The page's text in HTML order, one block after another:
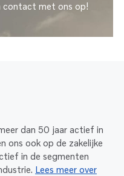
contact met ons op!
dan 50 jaar actief in
ons ook op de zakelijke
in de segmenten
Lees meer over